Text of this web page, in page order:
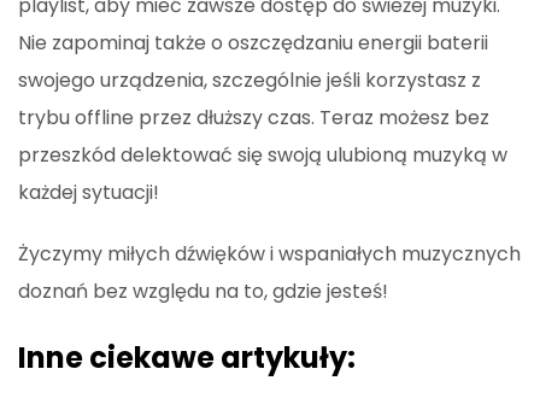
Nie zapominaj także o oszczędzaniu energii baterii
swojego urządzenia, szczególnie jeśli korzystasz z
trybu offline przez dłuższy czas. Teraz możesz bez
przeszkód delektować się swoją ulubioną muzyką w
każdej sytuacji!
Życzymy miłych dźwięków i wspaniałych muzycznych
doznań bez względu na to, gdzie jesteś!
Inne ciekawe artykuły: